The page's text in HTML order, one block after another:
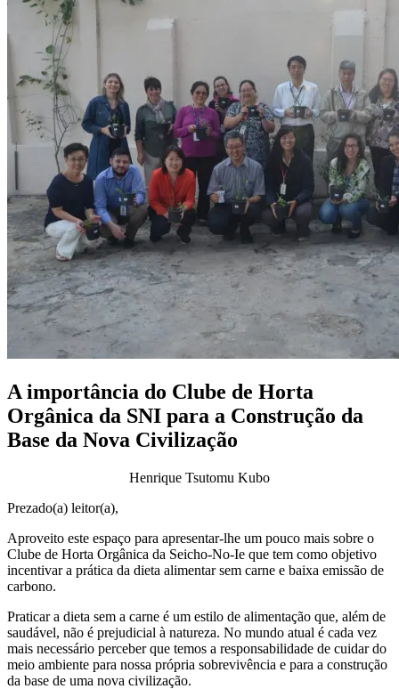
A importância do Clube de Horta
Orgânica da SNI para a Construção da
Base da Nova Civilização
Henrique Tsutomu Kubo
Prezado(a) leitor(a),
Aproveito este espaço para apresentar-lhe um pouco mais sobre o
Clube de Horta Orgânica da Seicho-No-Ie que tem como objetivo
incentivar a prática da dieta alimentar sem carne e baixa emissão de
carbono.
Praticar a dieta sem a carne é um estilo de alimentação que, além de
saudável, não é prejudicial à natureza. No mundo atual é cada vez
mais necessário perceber que temos a responsabilidade de cuidar do
meio ambiente para nossa própria sobrevivência e para a construção
da base de uma nova civilização.